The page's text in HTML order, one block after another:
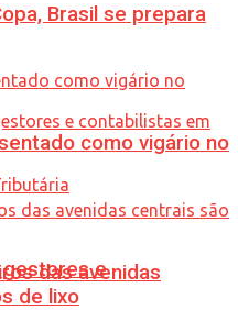
gestores e
Brasil se prepara
como vigário no
das avenidas
de lixo